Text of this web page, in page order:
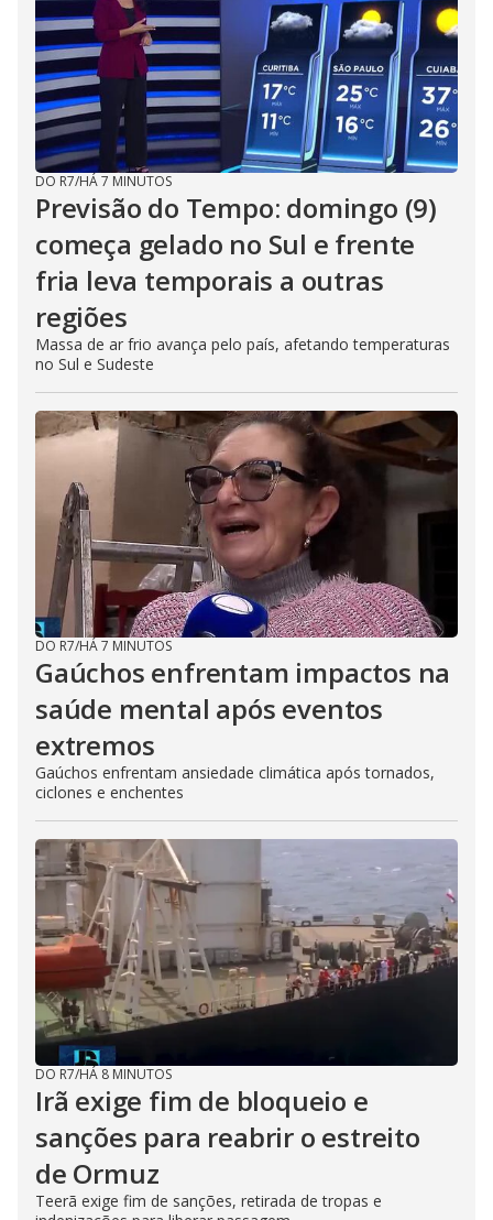
DO R7/HÁ 7 MINUTOS
Previsão do Tempo: domingo (9)
começa gelado no Sul e frente
fria leva temporais a outras
regiões
Massa de ar frio avança pelo país, afetando temperaturas
no Sul e Sudeste
DO R7/HÁ 7 MINUTOS
Gaúchos enfrentam impactos na
saúde mental após eventos
extremos
Gaúchos enfrentam ansiedade climática após tornados,
ciclones e enchentes
DO R7/HÁ 8 MINUTOS
Irã exige fim de bloqueio e
sanções para reabrir o estreito
de Ormuz
Teerã exige fim de sanções, retirada de tropas e